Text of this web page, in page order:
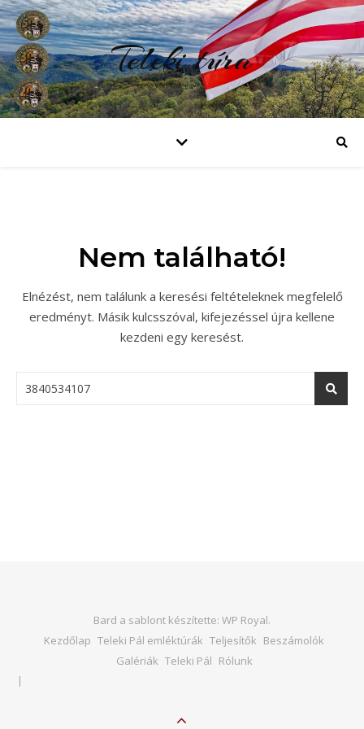
Teleki túra
Nem található!
Elnézést, nem találunk a keresési feltételeknek megfelelő
eredményt. Másik kulcsszóval, kifejezéssel újra kellene
kezdeni egy keresést.
Bard a sablont készítette: WP Royal.
Kezdőlap Teleki Pál emléktúrák Teljesítők Beszámolók
Galériák Teleki Pál Rólunk